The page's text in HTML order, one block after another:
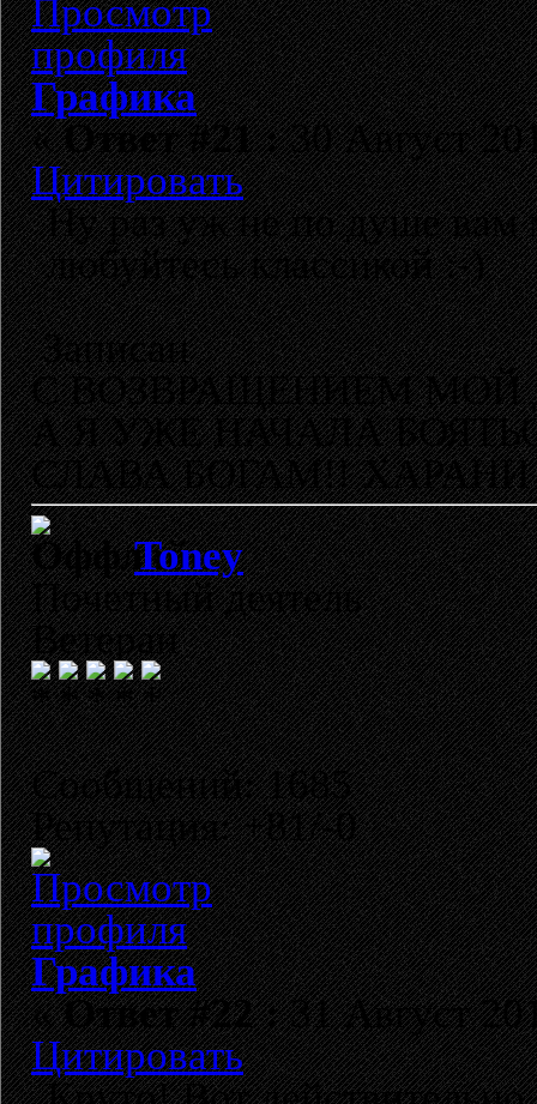
Графика
«Ответ #21 :30 Август
Цитировать
Ну раз уж не по душе вам
любуйтесь классикой :-)
Записан
С ВОЗВРАЩЕНИЕМ МОЙ
А Я УЖЕ НАЧАЛА
СЛАВА БОГАМ!!
Toney
Почетный деятель
Ветеран
Сообщений: 1685
Репутация: +81/-0
Графика
«Ответ #22 :31 Август
Цитировать